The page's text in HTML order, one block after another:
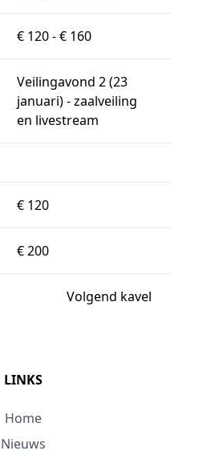
€ 120 - € 160
Veilingavond 2 (23
januari) - zaalveiling
en livestream
€ 120
€ 200
Volgend kavel
LINKS
Home
Nieuws